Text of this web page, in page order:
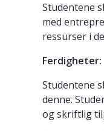
Studentene
med
ressurser i
Ferdigheter:
Studentene
denne.
og skriftlig